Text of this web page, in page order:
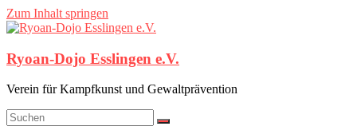
Zum Inhalt springen
Ryoan-Dojo Esslingen e.V.
Verein für Kampfkunst und Gewaltprävention